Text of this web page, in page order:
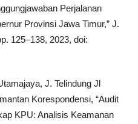
Perjalanan
Provinsi Jawa Timur,” J.
125–138, 2023, doi:
J. Telindung Jl
Korespondensi, “Audit
KPU: Analisis Keamanan